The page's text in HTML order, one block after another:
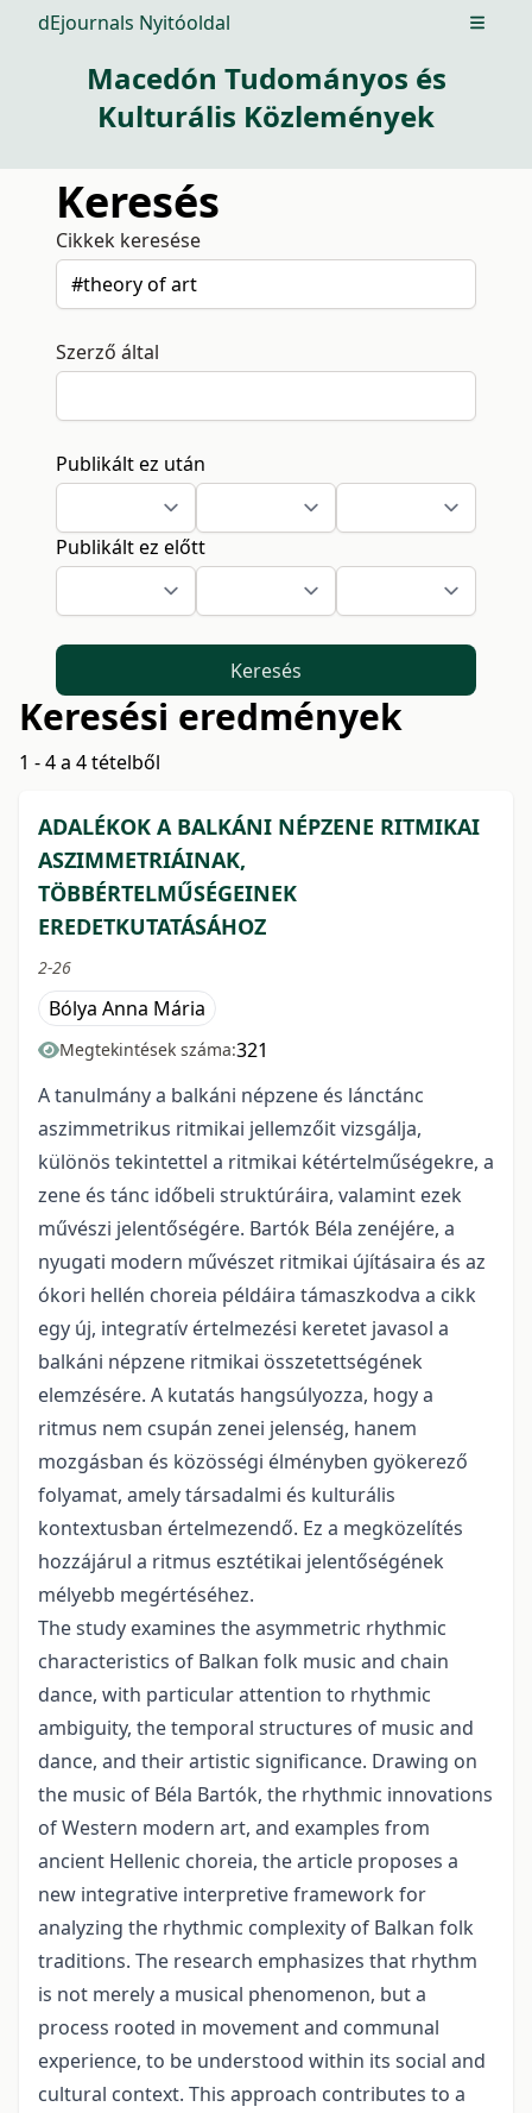
dEjournals Nyitóoldal Open
Macedón Tudományos és
Kulturális Közlemények
Keresés
Cikkek keresése
Szerző által
Publikált ez után
Publikált ez előtt
Keresés
Keresési eredmények
1 - 4 a 4 tételből
ADALÉKOK A BALKÁNI NÉPZENE RITMIKAI
ASZIMMETRIÁINAK,
TÖBBÉRTELMŰSÉGEINEK
EREDETKUTATÁSÁHOZ
2-26
Bólya Anna Mária
Megtekintések száma:321
A tanulmány a balkáni népzene és lánctánc
aszimmetrikus ritmikai jellemzőit vizsgálja,
különös tekintettel a ritmikai kétértelműségekre, a
zene és tánc időbeli struktúráira, valamint ezek
művészi jelentőségére. Bartók Béla zenéjére, a
nyugati modern művészet ritmikai újításaira és az
ókori hellén choreia példáira támaszkodva a cikk
egy új, integratív értelmezési keretet javasol a
balkáni népzene ritmikai összetettségének
elemzésére. A kutatás hangsúlyozza, hogy a
ritmus nem csupán zenei jelenség, hanem
mozgásban és közösségi élményben gyökerező
folyamat, amely társadalmi és kulturális
kontextusban értelmezendő. Ez a megközelítés
hozzájárul a ritmus esztétikai jelentőségének
mélyebb megértéséhez.
The study examines the asymmetric rhythmic
characteristics of Balkan folk music and chain
dance, with particular attention to rhythmic
ambiguity, the temporal structures of music and
dance, and their artistic significance. Drawing on
the music of Béla Bartók, the rhythmic innovations
of Western modern art, and examples from
ancient Hellenic choreia, the article proposes a
new integrative interpretive framework for
analyzing the rhythmic complexity of Balkan folk
traditions. The research emphasizes that rhythm
is not merely a musical phenomenon, but a
process rooted in movement and communal
experience, to be understood within its social and
cultural context. This approach contributes to a